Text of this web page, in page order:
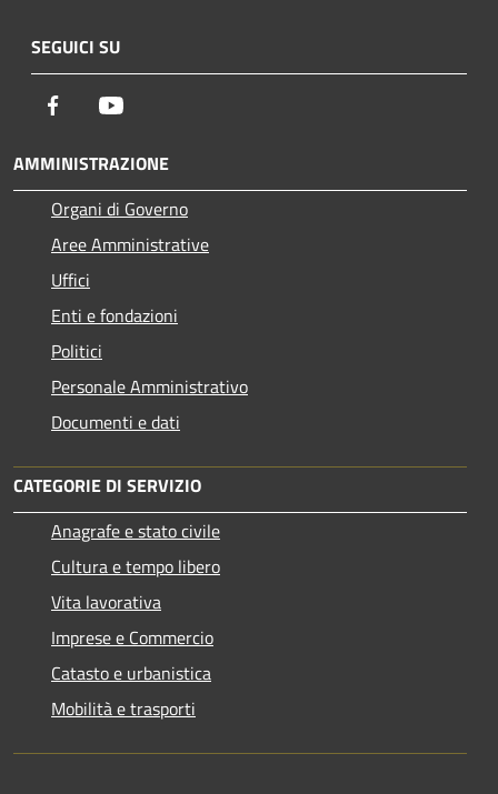
SEGUICI SU
Facebook
AMMINISTRAZIONE
Organi di Governo
Aree Amministrative
Uffici
Enti e fondazioni
Politici
Personale Amministrativo
Documenti e dati
CATEGORIE DI SERVIZIO
Anagrafe e stato civile
Cultura e tempo libero
Vita lavorativa
Imprese e Commercio
Catasto e urbanistica
Mobilità e trasporti